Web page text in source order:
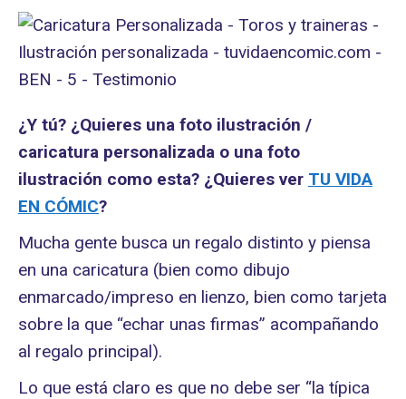
¿Y tú? ¿Quieres una foto ilustración /
caricatura personalizada o una foto
ilustración como esta? ¿Quieres ver TU VIDA
EN CÓMIC?
Mucha gente busca un regalo distinto y piensa
en una caricatura (bien como dibujo
enmarcado/impreso en lienzo, bien como tarjeta
sobre la que “echar unas firmas” acompañando
al regalo principal).
Lo que está claro es que no debe ser “la típica